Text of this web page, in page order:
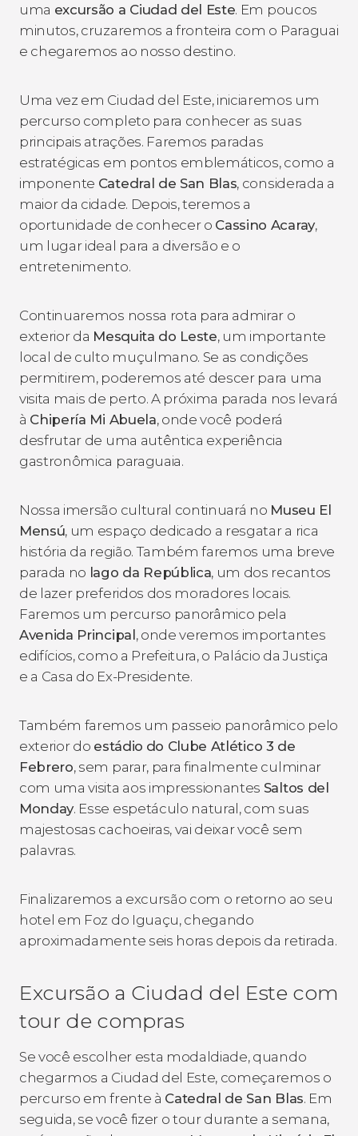
uma excursão a Ciudad del Este. Em poucos
minutos, cruzaremos a fronteira com o Paraguai
e chegaremos ao nosso destino.
Uma vez em Ciudad del Este, iniciaremos um
percurso completo para conhecer as suas
principais atrações. Faremos paradas
estratégicas em pontos emblemáticos, como a
imponente Catedral de San Blas, considerada a
maior da cidade. Depois, teremos a
oportunidade de conhecer o Cassino Acaray,
um lugar ideal para a diversão e o
entretenimento.
Continuaremos nossa rota para admirar o
exterior da Mesquita do Leste, um importante
local de culto muçulmano. Se as condições
permitirem, poderemos até descer para uma
visita mais de perto. A próxima parada nos levará
à Chipería Mi Abuela, onde você poderá
desfrutar de uma autêntica experiência
gastronômica paraguaia.
Nossa imersão cultural continuará no Museu El
Mensú, um espaço dedicado a resgatar a rica
história da região. Também faremos uma breve
parada no lago da República, um dos recantos
de lazer preferidos dos moradores locais.
Faremos um percurso panorâmico pela
Avenida Principal, onde veremos importantes
edifícios, como a Prefeitura, o Palácio da Justiça
e a Casa do Ex-Presidente.
Também faremos um passeio panorâmico pelo
exterior do estádio do Clube Atlético 3 de
Febrero, sem parar, para finalmente culminar
com uma visita aos impressionantes Saltos del
Monday. Esse espetáculo natural, com suas
majestosas cachoeiras, vai deixar você sem
palavras.
Finalizaremos a excursão com o retorno ao seu
hotel em Foz do Iguaçu, chegando
aproximadamente seis horas depois da retirada.
Excursão a Ciudad del Este com
tour de compras
Se você escolher esta modaldiade, quando
chegarmos a Ciudad del Este, começaremos o
percurso em frente à Catedral de San Blas. Em
seguida, se você fizer o tour durante a semana,